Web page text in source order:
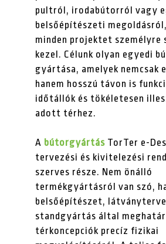
pultról, irodabútorról vagy
belsőépítészeti
minden projektet személyre
kezel. Célunk olyan egyedi
gyártása, amelyek nemcsak
hanem hosszú távon is
időtállók és tökéletesen
adott térhez.
A bútorgyártás TorTer e-
tervezési és kivitelezési
szerves része. Nem önálló
termékgyártásról van szó,
belsőépítészet,
standgyártás által
térkoncepciók precíz fizikai